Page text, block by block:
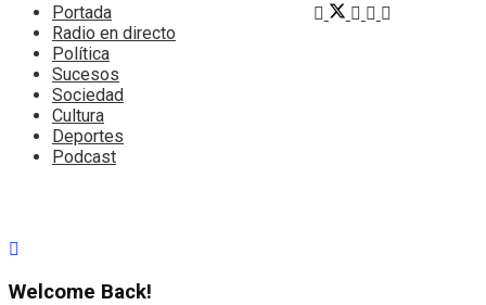
Portada
Radio en directo
Política
Sucesos
Sociedad
Cultura
Deportes
Podcast
Welcome Back!